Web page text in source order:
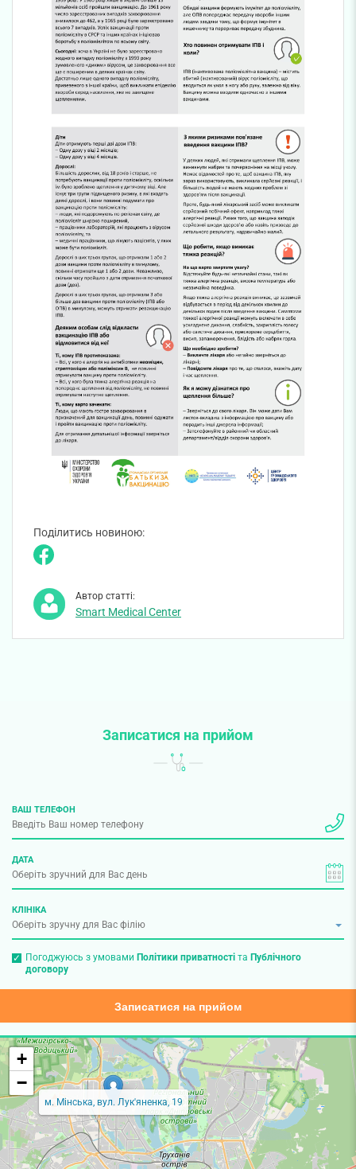
Поділитись новиною:
Автор статті:
Smart Medical Center
Записатися на прийом
ВАШ ТЕЛЕФОН
ДАТА
КЛІНІКА
Погоджуюсь з умовами Політики приватностіта Публічного
договору
Записатися на прийом
м. Мінська, вул. Лук'яненка, 19
+
−